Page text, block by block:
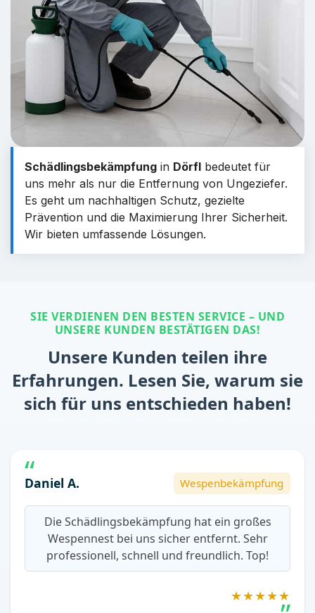
Schädlingsbekämpfung in Dörfl bedeutet für
uns mehr als nur die Entfernung von Ungeziefer.
Es geht um nachhaltigen Schutz, gezielte
Prävention und die Maximierung Ihrer Sicherheit.
Wir bieten umfassende Lösungen.
SIE VERDIENEN DEN BESTEN SERVICE – UND
UNSERE KUNDEN BESTÄTIGEN DAS!
Unsere Kunden teilen ihre
Erfahrungen. Lesen Sie, warum sie
sich für uns entschieden haben!
Daniel A. Wespenbekämpfung
Die Schädlingsbekämpfung hat ein großes
Wespennest bei uns sicher entfernt. Sehr
professionell, schnell und freundlich. Top!
★★★★★